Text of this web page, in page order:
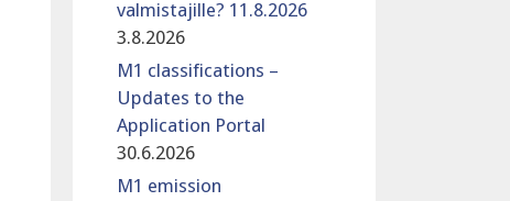
valmistajille? 11.8.2026
3.8.2026
M1 classifications –
Updates to the
Application Portal
30.6.2026
M1 emission